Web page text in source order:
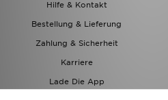
Hilfe & Kontakt
Bestellung & Lieferung
Zahlung & Sicherheit
Karriere
Lade Die App